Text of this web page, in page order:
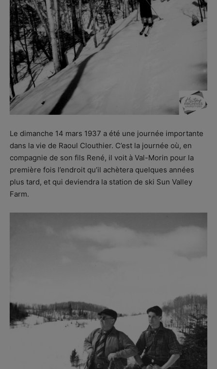
Le dimanche 14 mars 1937 a été une journée importante
dans la vie de Raoul Clouthier. C’est la journée où, en
compagnie de son fils René, il voit à Val-Morin pour la
première fois l’endroit qu’il achètera quelques années
plus tard, et qui deviendra la station de ski Sun Valley
Farm.